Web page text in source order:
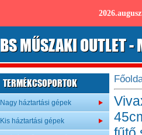
BSMŰSZAKI OUTLET-
TERMÉKCSOPORTOK
Nagy háztartási gépek
Kis háztartási gépek